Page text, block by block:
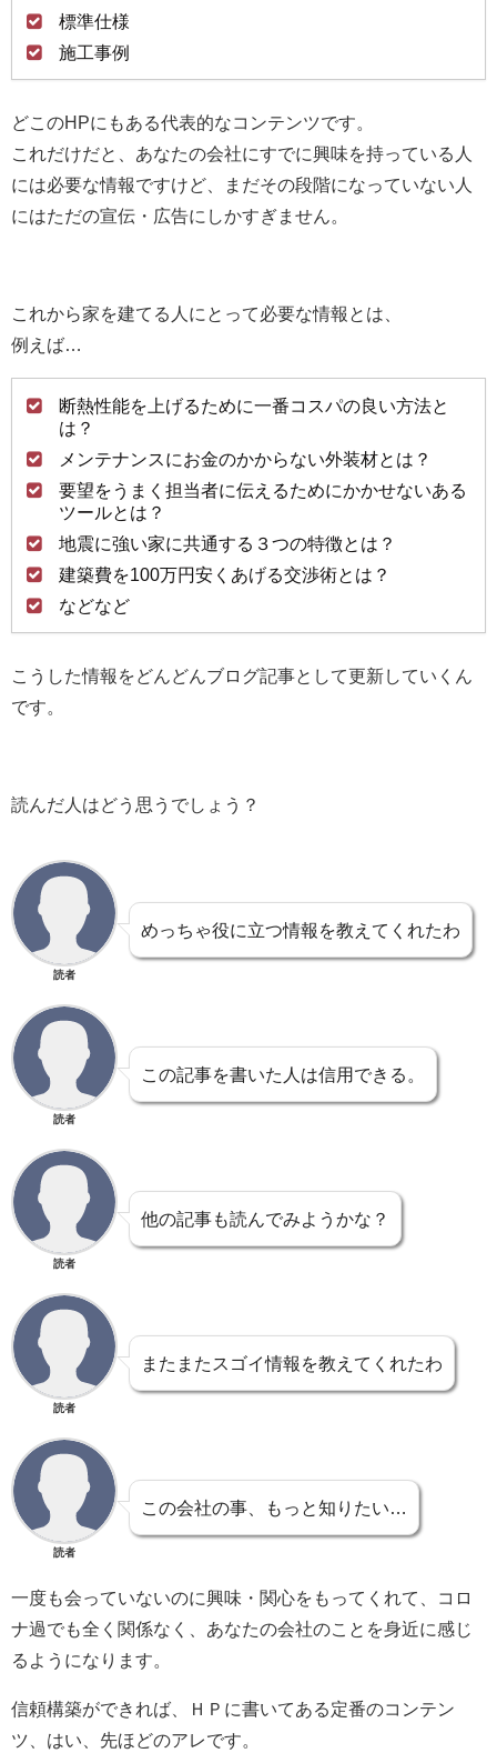
標準仕様
施工事例
どこのHPにもある代表的なコンテンツです。
これだけだと、あなたの会社にすでに興味を持っている人
には必要な情報ですけど、まだその段階になっていない人
にはただの宣伝・広告にしかすぎません。
これから家を建てる人にとって必要な情報とは、
例えば…
断熱性能を上げるために一番コスパの良い方法と
は？
メンテナンスにお金のかからない外装材とは？
要望をうまく担当者に伝えるためにかかせないある
ツールとは？
地震に強い家に共通する３つの特徴とは？
建築費を100万円安くあげる交渉術とは？
などなど
こうした情報をどんどんブログ記事として更新していくん
です。
読んだ人はどう思うでしょう？
読者
めっちゃ役に立つ情報を教えてくれたわ
読者
この記事を書いた人は信用できる。
読者
他の記事も読んでみようかな？
読者
またまたスゴイ情報を教えてくれたわ
読者
この会社の事、もっと知りたい…
一度も会っていないのに興味・関心をもってくれて、コロ
ナ過でも全く関係なく、あなたの会社のことを身近に感じ
るようになります。
信頼構築ができれば、ＨＰに書いてある定番のコンテン
ツ、はい、先ほどのアレです。